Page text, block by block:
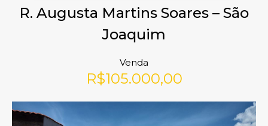
R. Augusta Martins Soares – São
Joaquim
Venda
R$105.000,00